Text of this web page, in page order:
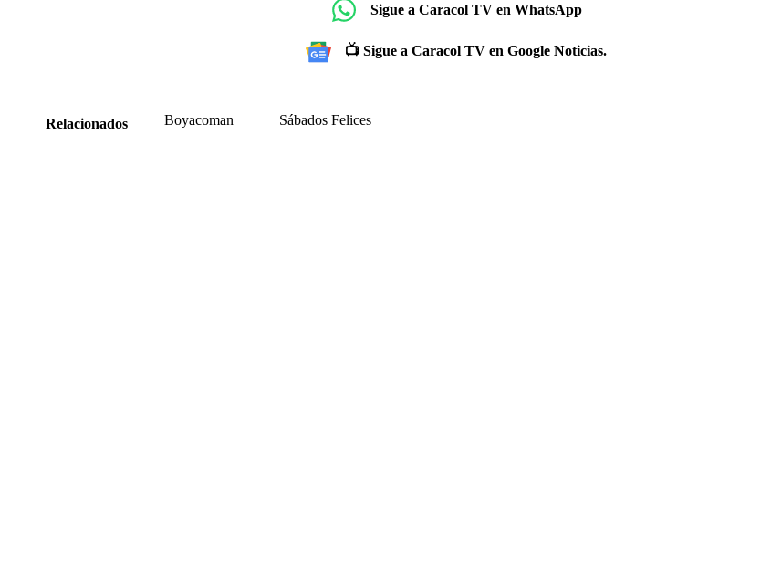
Sigue a Caracol TV en WhatsApp
📺 Sigue a Caracol TV en Google Noticias.
Relacionados Boyacoman Sábados Felices